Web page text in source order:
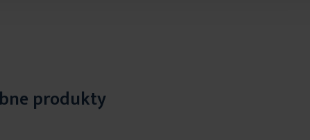
produkty